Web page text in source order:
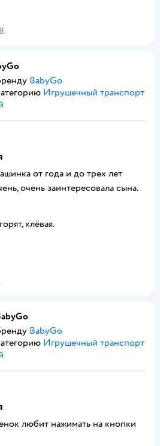
BabyGo
Игрушечный транспорт
от года и до трех лет
очень заинтересовала сына.
клёвая.
BabyGo
Игрушечный транспорт
любит нажимать на кнопки